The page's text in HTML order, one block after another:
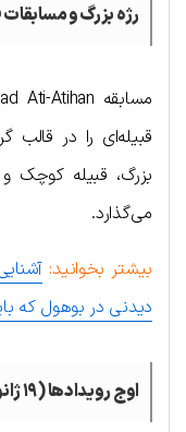
رژه بزرگ و مسابقات
قبیله‌ای را در قالب
بزرگ، قبیله کوچک
می‌گذارد.
بیشتر بخوانید:
دیدنی در بوهول که
اوج رویدادها (۱۹ ژانویه ۲۰۲۵)